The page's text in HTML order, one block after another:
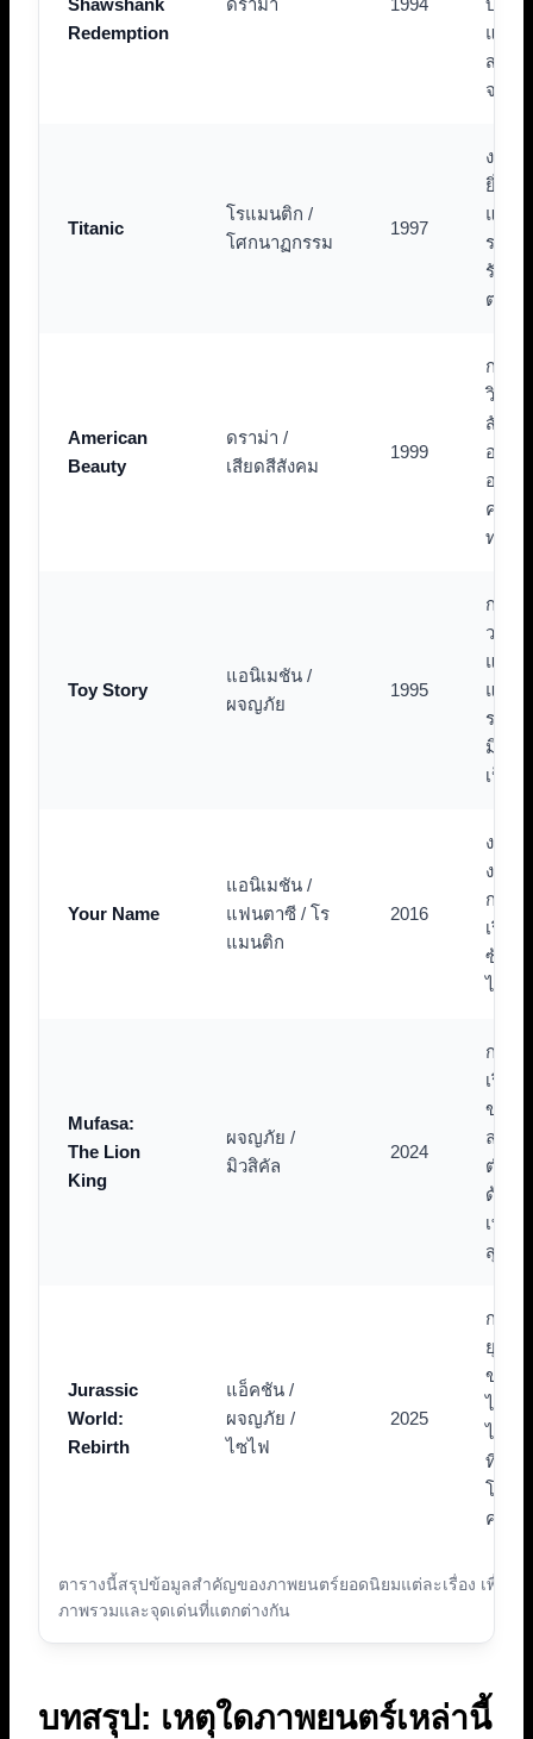
ตารางนี้สรุปข้อมูลสำคัญของภาพยนตร์ยอดนิยมแต่ละเรื่อง เพื่อให้
ภาพรวมและจุดเด่นที่แตกต่างกัน
Shawshank
Redemption
ดราม่า 1994
บันดา
และ
สรุปที่
จดจำ
Titanic
โรแมนติก /
โศกนาฏกรรม
1997
งานส
ยิ่งให
และเ
ราวค
รักที่ต
ตรึงใจ
American
Beauty
ดราม่า /
เสียดสีสังคม
1999
การ
วิพาก
สังคม
อเมริ
อย่าง
คมแ
ทรงพ
Toy Story
แอนิเมชัน /
ผจญภัย
1995
การป
วงการ
แอนิ
และเ
ราว
มิตร
เป็นส
Your Name
แอนิเมชัน /
แฟนตาซี / โร
แมนติก
2016
งานภ
งดงา
การเ
เรื่อง
ซ้อน
ไม่ถึง
Mufasa:
The Lion
King
ผจญภัย /
มิวสิคัล
2024
การข
เรื่อง
ของตั
ละคร
ตำนา
ด้วย
เทคโ
สุดล้ำ
Jurassic
World:
Rebirth
แอ็คชัน /
ผจญภัย /
ไซไฟ
2025
การเ
ยุคให
ของ
ไชส์
ไดโน
ที่คน
โลกร
คอย
บทสรุป: เหตุใดภาพยนตร์เหล่านี้